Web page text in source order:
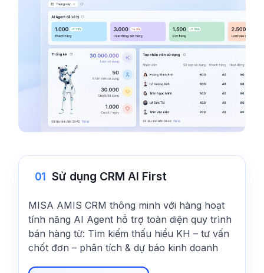
01 Sử dụng CRM AI First
MISA AMIS CRM thông minh với hàng hoạt
tính năng AI Agent hỗ trợ toàn diện quy trình
bán hàng từ: Tìm kiếm thấu hiểu KH – tư vấn
chốt đơn – phân tích & dự báo kinh doanh